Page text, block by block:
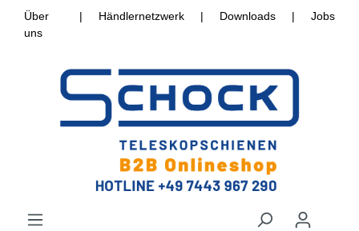
Über
uns
| Händlernetzwerk | Downloads | Jobs